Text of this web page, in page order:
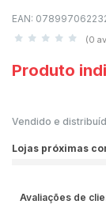
EAN:
(0
Produto
Vendido e
Lojas próximas
Avaliações de